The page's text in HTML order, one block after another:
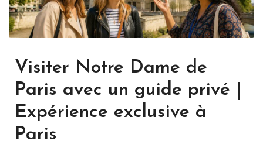
Visiter Notre Dame de
Paris avec un guide privé |
Expérience exclusive à
Paris